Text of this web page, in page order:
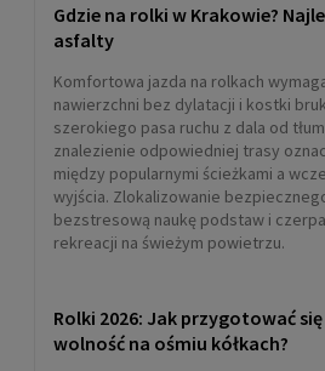
Gdzie na rolki w Krakowie?
asfalty
Komfortowa jazda na rolkach
nawierzchni bez dylatacji i kostki
szerokiego pasa ruchu z dala od
znalezienie odpowiedniej trasy
między popularnymi ścieżkami a
wyjścia. Zlokalizowanie
bezstresową naukę podstaw i
rekreacji na świeżym powietrzu.
Rolki 2026: Jak przygotować
wolność na ośmiu kółkach?